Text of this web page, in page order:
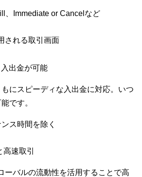
、Immediate or Cancelなど
される取引画面
出金が可能
にスピーディな入出金に対応。いつ
です。
ス時間を除く
速取引
ーバルの流動性を活用することで高